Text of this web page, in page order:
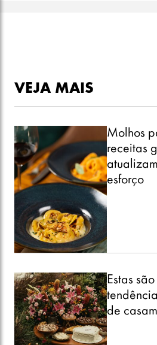
VEJA MAIS
Molhos
receitas
esforço
Estas
de